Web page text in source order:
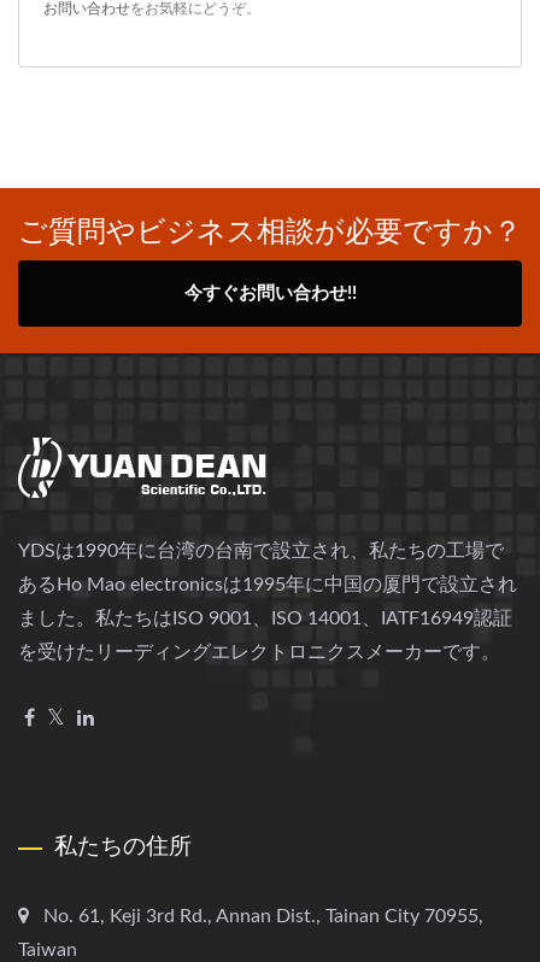
お問い合わせをお気軽にどうぞ。
ご質問やビジネス相談が必要ですか？
今すぐお問い合わせ!!
YDSは1990年に台湾の台南で設立され、私たちの工場で
あるHo Mao electronicsは1995年に中国の厦門で設立され
ました。私たちはISO 9001、ISO 14001、IATF16949認証
を受けたリーディングエレクトロニクスメーカーです。
私たちの住所
No. 61, Keji 3rd Rd., Annan Dist., Tainan City 70955,
Taiwan